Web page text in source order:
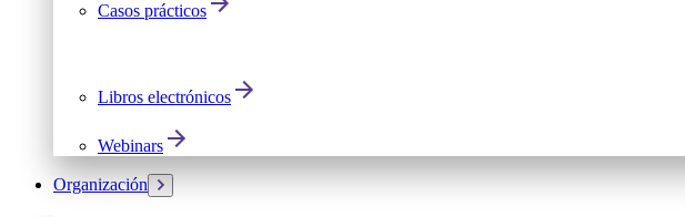
Casos prácticos
Libros electrónicos
Webinars
Organización